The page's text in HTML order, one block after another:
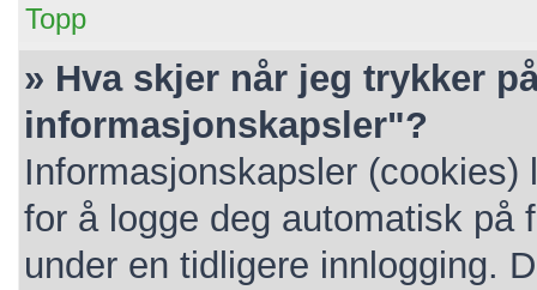
Topp
» Hva skjer når jeg trykker
informasjonskapsler"?
Informasjonskapsler
for å logge deg automatisk på
under en tidligere innlogging.